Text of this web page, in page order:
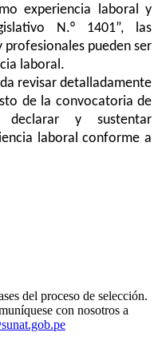
experiencia laboral y
N.° 1401”, las
pueden ser
laboral.
revisar detalladamente
de la convocatoria de
y sustentar
laboral conforme a
del proceso de selección.
con nosotros a